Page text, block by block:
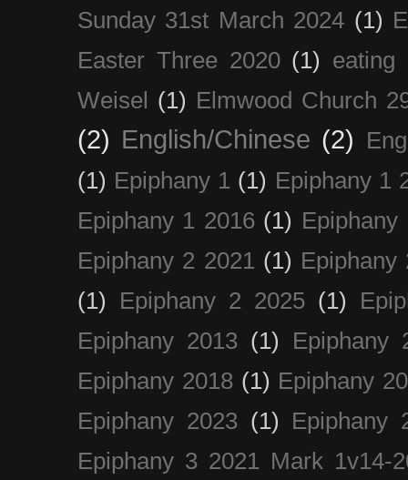
Sunday 31st March 2024 (1)
Easter Three 2020 (1) eating
Weisel
(1) Elmwood Church
(2) English/Chinese (2)
(1) Epiphany 1 (1) Epiphany 1
Epiphany 1 2016 (1) Epiphany
Epiphany 2 2021 (1) Epiphany
(1)
Epiphany 2 2025 (1)
Epiphany 2013 (1)
Epiphany
Epiphany 2018 (1) Epiphany
Epiphany 2023 (1)
Epiphany
Epiphany 3 2021 Mark 1v14-